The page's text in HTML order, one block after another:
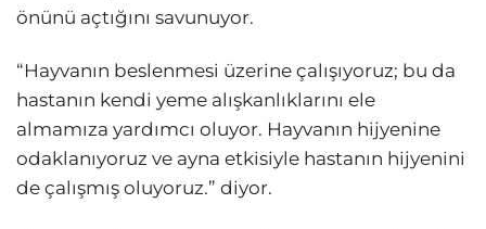
önünü açtığını savunuyor.
“Hayvanın beslenmesi üzerine çalışıyoruz; bu da
hastanın kendi yeme alışkanlıklarını ele
almamıza yardımcı oluyor. Hayvanın hijyenine
odaklanıyoruz ve ayna etkisiyle hastanın hijyenini
de çalışmış oluyoruz.” diyor.